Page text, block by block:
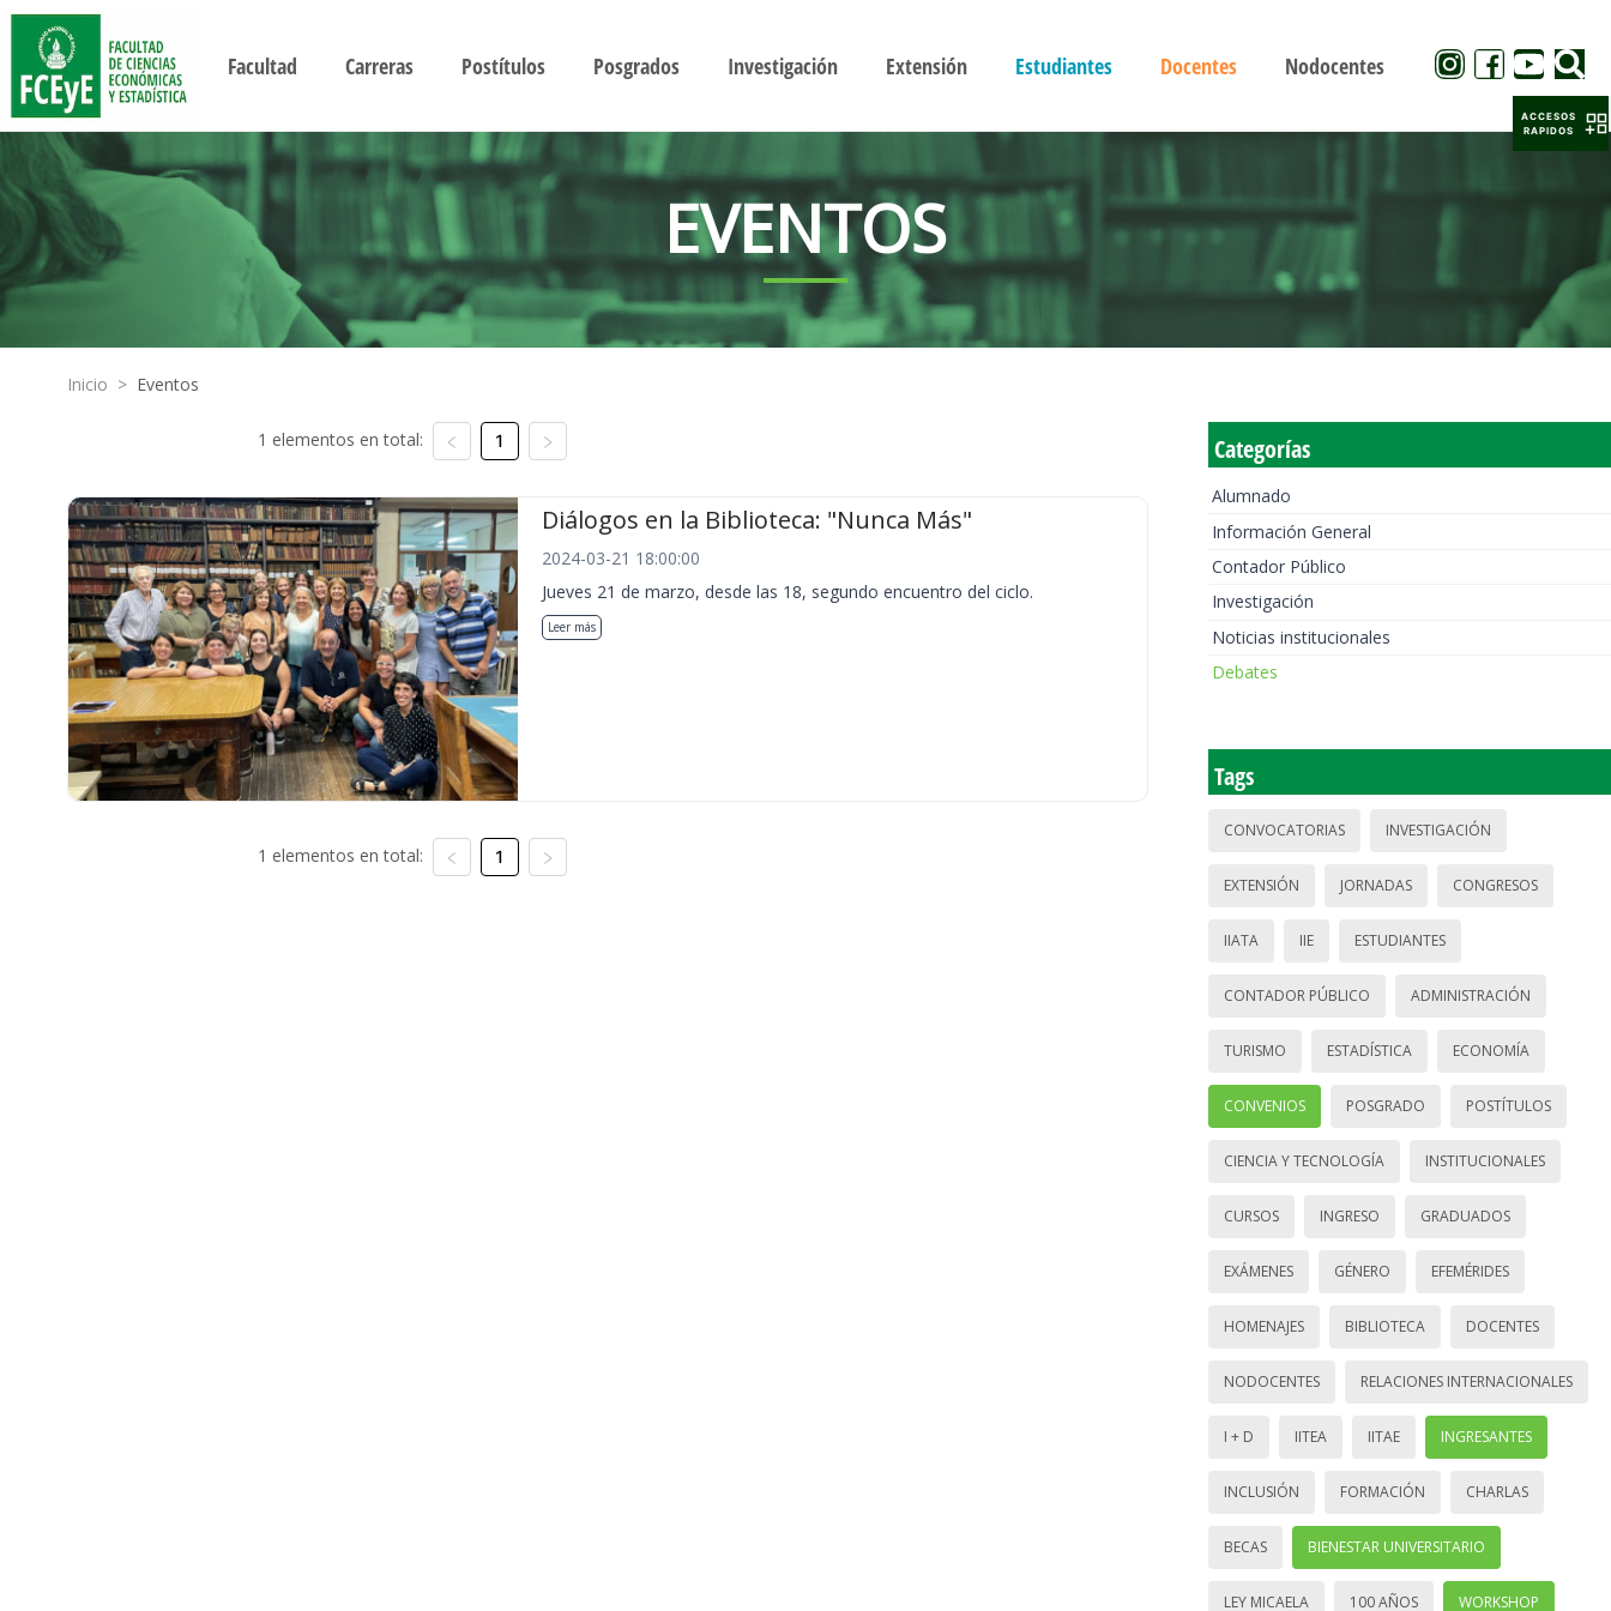
Facultad Carreras Postítulos Posgrados Investigación Extensión Estudiantes Docentes Nodocentes
EVENTOS
Inicio > Eventos
1 elementos en total: 1
Diálogos en la Biblioteca: "Nunca Más"
2024-03-21 18:00:00
Jueves 21 de marzo, desde las 18, segundo encuentro del ciclo.
Leer más
1 elementos en total: 1
Categorías
Alumnado
Información General
Contador Público
Investigación
Noticias institucionales
Debates
Tags
CONVOCATORIAS INVESTIGACIÓN
EXTENSIÓN JORNADAS CONGRESOS
IIATA IIE ESTUDIANTES
CONTADOR PÚBLICO ADMINISTRACIÓN
TURISMO ESTADÍSTICA ECONOMÍA
CONVENIOS POSGRADO POSTÍTULOS
CIENCIA Y TECNOLOGÍA INSTITUCIONALES
CURSOS INGRESO GRADUADOS
EXÁMENES GÉNERO EFEMÉRIDES
HOMENAJES BIBLIOTECA DOCENTES
NODOCENTES RELACIONES INTERNACIONALES
I + D IITEA IITAE INGRESANTES
INCLUSIÓN FORMACIÓN CHARLAS
BECAS BIENESTAR UNIVERSITARIO
LEY MICAELA 100 AÑOS WORKSHOP
ACCESOS
RAPIDOS